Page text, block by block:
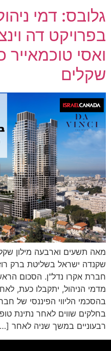
גלובס: דמי
בפרויקט דה
שקלים
מאה תשעים וארבעה מילון
שקנדה ישראל בשליטת ברק
חברת אקרו נדל"ן. הסכום
מדמי הניהול, יתקבלו כעת,
בהסכמי הליווי הפיננסי של
רבעוניים במשך שניה לאחר